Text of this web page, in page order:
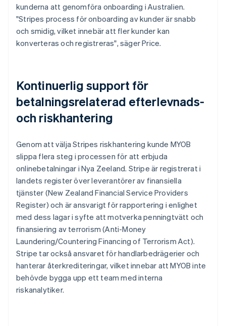
kunderna att genomföra onboarding i Australien.
"Stripes process för onboarding av kunder är snabb
och smidig, vilket innebär att fler kunder kan
konverteras och registreras", säger Price.
Kontinuerlig support för
betalningsrelaterad efterlevnads-
och riskhantering
Genom att välja Stripes riskhantering kunde MYOB
slippa flera steg i processen för att erbjuda
onlinebetalningar i Nya Zeeland. Stripe är registrerat i
landets register över leverantörer av finansiella
tjänster (New Zealand Financial Service Providers
Register) och är ansvarigt för rapportering i enlighet
med dess lagar i syfte att motverka penningtvätt och
finansiering av terrorism (Anti-Money
Laundering/Countering Financing of Terrorism Act).
Stripe tar också ansvaret för handlarbedrägerier och
hanterar återkrediteringar, vilket innebar att MYOB inte
behövde bygga upp ett team med interna
riskanalytiker.